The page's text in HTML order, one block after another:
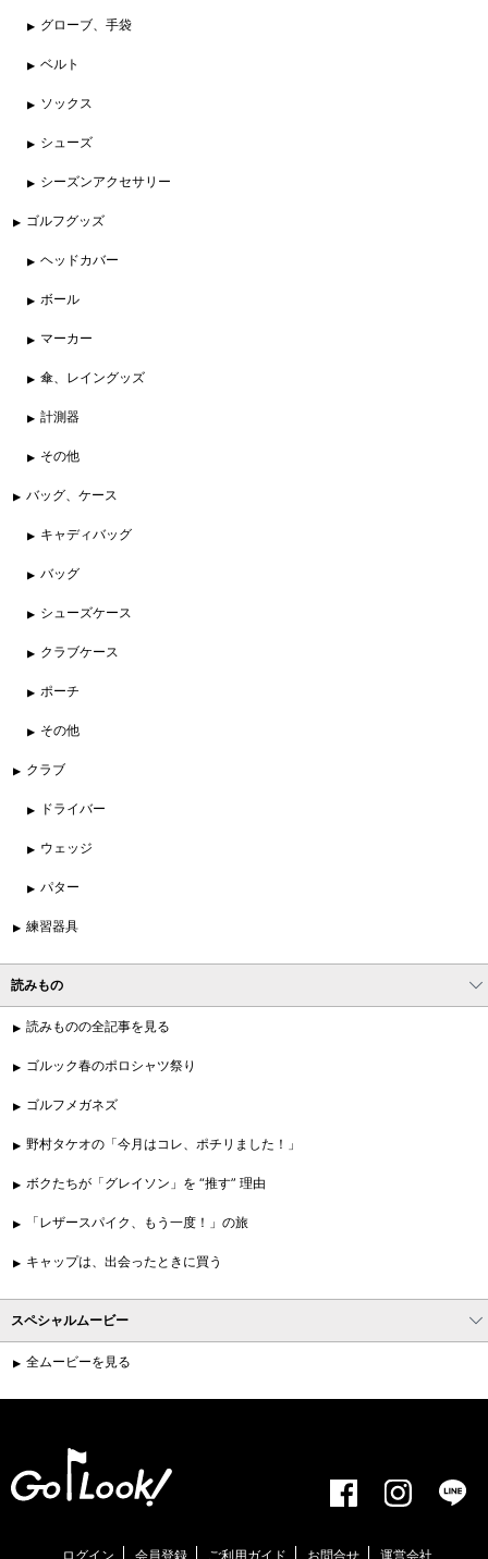
グローブ、手袋
ベルト
ソックス
シューズ
シーズンアクセサリー
ゴルフグッズ
ヘッドカバー
ボール
マーカー
傘、レイングッズ
計測器
その他
バッグ、ケース
キャディバッグ
バッグ
シューズケース
クラブケース
ポーチ
その他
クラブ
ドライバー
ウェッジ
パター
練習器具
読みもの
読みものの全記事を見る
ゴルック春のポロシャツ祭り
ゴルフメガネズ
野村タケオの「今月はコレ、ポチリました！」
ボクたちが「グレイソン」を “推す” 理由
「レザースパイク、もう一度！」の旅
キャップは、出会ったときに買う
スペシャルムービー
全ムービーを見る
ログイン 会員登録 ご利用ガイド お問合せ 運営会社